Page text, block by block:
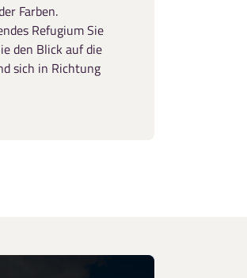
Farben.
Refugium Sie
den Blick auf die
sich in Richtung